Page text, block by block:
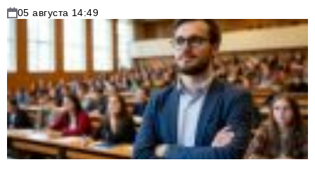
05 августа 14:49